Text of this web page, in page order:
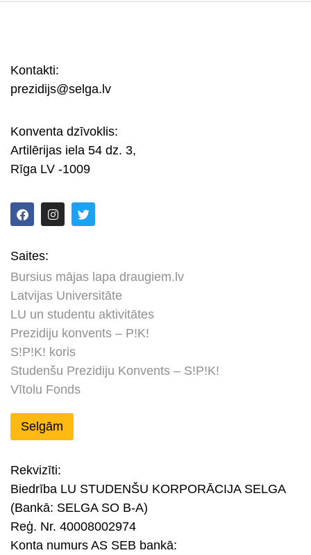
Kontakti:
prezidijs@selga.lv
Konventa dzīvoklis:
Artilērijas iela 54 dz. 3,
Rīga LV -1009
Saites:
Bursius mājas lapa draugiem.lv
Latvijas Universitāte
LU un studentu aktivitātes
Prezidiju konvents – P!K!
S!P!K! koris
Studenšu Prezidiju Konvents – S!P!K!
Vītolu Fonds
Selgām
Rekvizīti:
Biedrība LU STUDENŠU KORPORĀCIJA SELGA
(Bankā: SELGA SO B-A)
Reģ. Nr. 40008002974
Konta numurs AS SEB bankā: